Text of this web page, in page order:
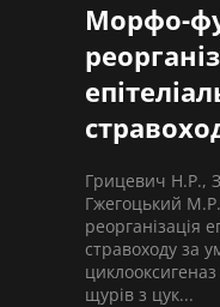
Морфо-
Грицевич Н.Р.,
Гжегоцький
реорганізація
стравоходу за
щурів з цук...